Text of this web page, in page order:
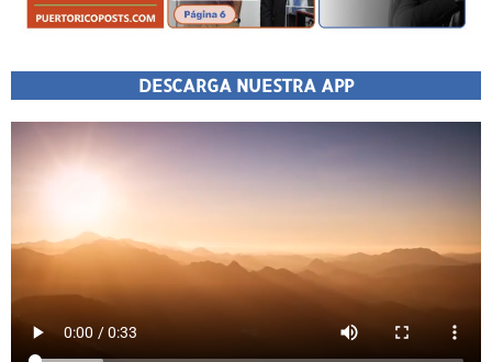
DESCARGA NUESTRA APP